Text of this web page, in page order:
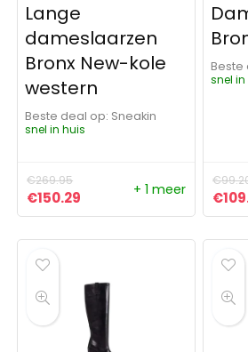
Lange
dameslaarzen
Bronx New-kole
western
Beste deal op:
Sneakin
snel in huis
€269.95
Oorspronkelijke prijs was:
€150.29 Huidige prijs is: €150.29.
+ 1 meer
Beste
snel in
€
€